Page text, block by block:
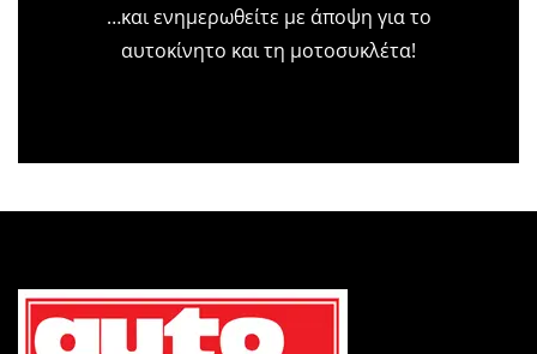
…και ενημερωθείτε με άποψη για το
αυτοκίνητο και τη μοτοσυκλέτα!